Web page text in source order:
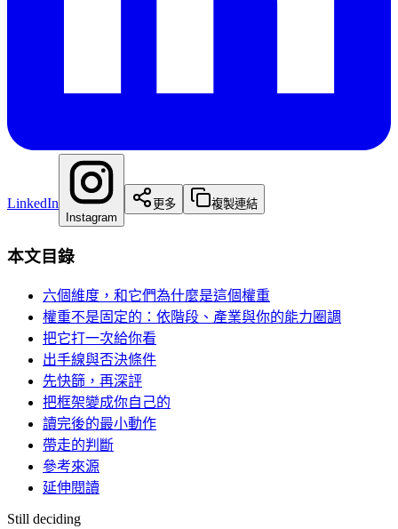
LinkedIn
Instagram
更多 複製連結
本文目錄
六個維度，和它們為什麼是這個權重
權重不是固定的：依階段、產業與你的能力圈調
把它打一次給你看
出手線與否決條件
先快篩，再深評
把框架變成你自己的
讀完後的最小動作
帶走的判斷
參考來源
延伸閱讀
Still deciding